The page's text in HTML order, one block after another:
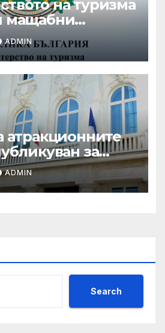
на туризма
мащабни
проверки
сезон
ADMIN
атракционните
за
обсъждане
ADMIN
Search